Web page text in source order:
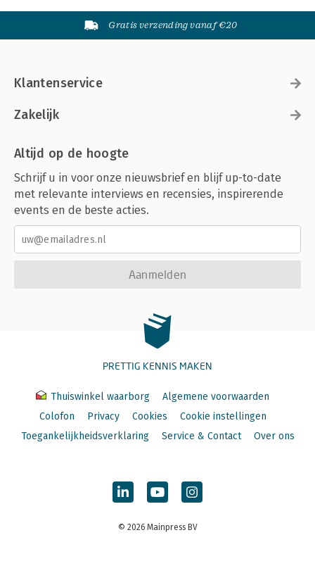
Gratis verzending vanaf €20
Klantenservice
Zakelijk
Altijd op de hoogte
Schrijf u in voor onze nieuwsbrief en blijf up-to-date
met relevante interviews en recensies, inspirerende
events en de beste acties.
Aanmelden
PRETTIG KENNIS MAKEN
Thuiswinkel waarborg
Algemene voorwaarden
Colofon
Privacy Cookies
Cookie instellingen
Toegankelijkheidsverklaring
Service & Contact Over ons
© 2026 Mainpress BV